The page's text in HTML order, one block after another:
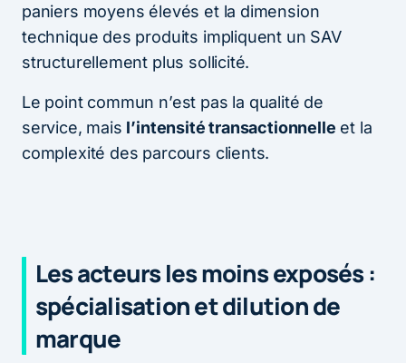
paniers moyens élevés et la dimension
technique des produits impliquent un SAV
structurellement plus sollicité.
Le point commun n’est pas la qualité de
service, mais l’intensité transactionnelle et la
complexité des parcours clients.
Les acteurs les moins exposés :
spécialisation et dilution de
marque